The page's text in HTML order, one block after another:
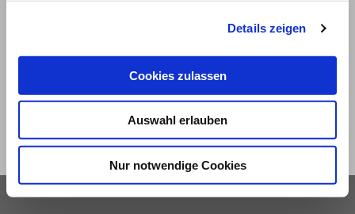
Details zeigen
Cookies zulassen
Auswahl erlauben
Nur notwendige Cookies
Datenschutz Privatsphäre
Qualitätsrichtlinien Barrierefreiheit